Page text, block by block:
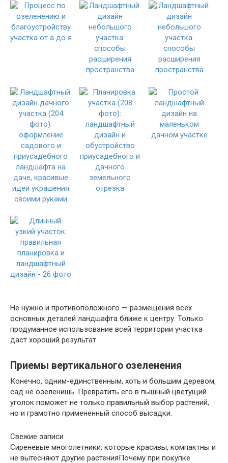
Не нужно и противоположного — размещения всех
основных деталей ландшафта ближе к центру. Только
продуманное использование всей территории участка
даст хороший результат.
Приемы вертикального озеленения
Конечно, одним-единственным, хоть и большим деревом,
сад не озеленишь. Превратить его в пышный цветущий
уголок поможет не только правильный выбор растений,
но и грамотно примененный способ высадки.
Свежие записи
Сиреневые многолетники, которые красивы, компактны и
не вытесняют другие растенияПочему при покупке